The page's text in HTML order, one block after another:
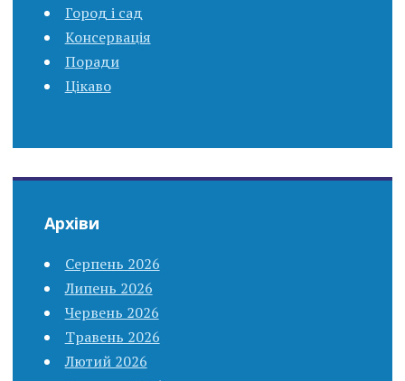
Город і сад
Консервація
Поради
Цікаво
Архіви
Серпень 2026
Липень 2026
Червень 2026
Травень 2026
Лютий 2026